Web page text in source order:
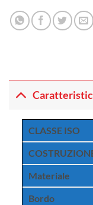
CLASSE ISO
Materiale
Bordo